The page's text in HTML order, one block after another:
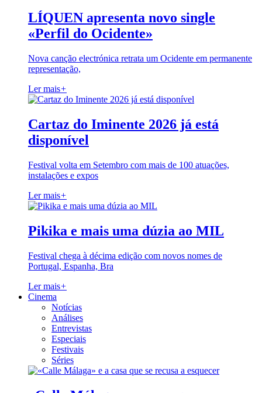
LÍQUEN apresenta novo single
«Perfil do Ocidente»
Nova canção electrónica retrata um Ocidente em permanente
representação,
Ler mais+
Cartaz do Iminente 2026 já está
disponível
Festival volta em Setembro com mais de 100 atuações,
instalações e expos
Ler mais+
Pikika e mais uma dúzia ao MIL
Festival chega à décima edição com novos nomes de
Portugal, Espanha, Bra
Ler mais+
Cinema
Notícias
Análises
Entrevistas
Especiais
Festivais
Séries